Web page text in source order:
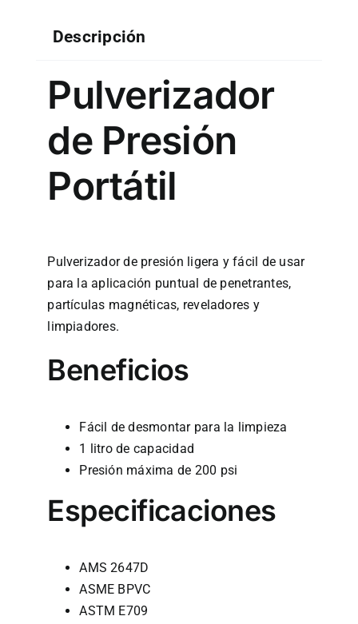
Descripción
Pulverizador
de Presión
Portátil
Pulverizador de presión ligera y fácil de usar
para la aplicación puntual de penetrantes,
partículas magnéticas, reveladores y
limpiadores.
Beneficios
Fácil de desmontar para la limpieza
1 litro de capacidad
Presión máxima de 200 psi
Especificaciones
AMS 2647D
ASME BPVC
ASTM E709